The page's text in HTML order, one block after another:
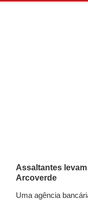
Assaltantes
Arcoverde
Uma agência